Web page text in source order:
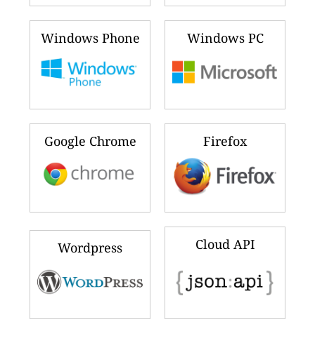
Windows Phone Windows PC
Google Chrome Firefox
Wordpress Cloud API